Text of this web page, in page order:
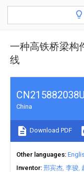
一种高铁桥梁构
线
CN215882038U
China
Download PDF
Other languages
Inventor 邢宾杰 李骏